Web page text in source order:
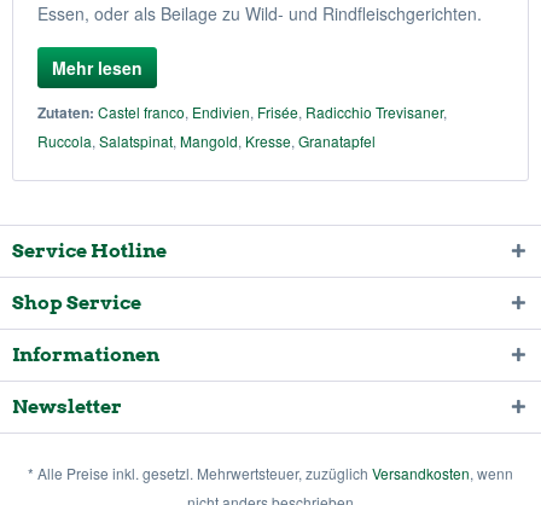
Essen, oder als Beilage zu Wild- und Rindfleischgerichten.
Mehr lesen
Zutaten: Castel franco, Endivien, Frisée, Radicchio Trevisaner,
Ruccola, Salatspinat, Mangold, Kresse, Granatapfel
Service Hotline
Shop Service
Informationen
Newsletter
* Alle Preise inkl. gesetzl. Mehrwertsteuer, zuzüglich Versandkosten, wenn